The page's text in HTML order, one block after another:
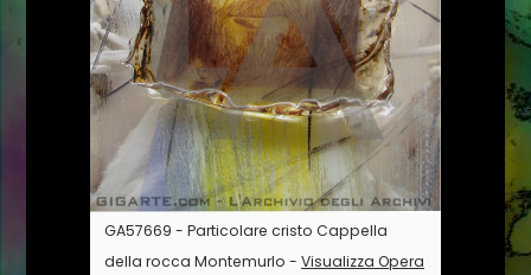
GA57669 - Particolare cristo Cappella
della rocca Montemurlo - Visualizza Opera